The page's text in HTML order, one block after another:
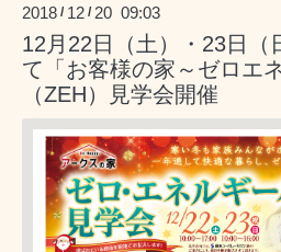
2018 / 12 / 20 09:03
12月22日（土）・23日（
て「お客様の家～ゼロエ
（ZEH）見学会開催